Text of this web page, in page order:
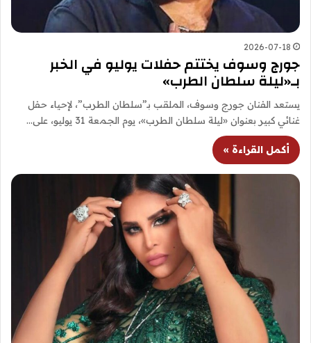
2026-07-18
جورج وسوف يختتم حفلات يوليو في الخبر
بـ«ليلة سلطان الطرب»
يستعد الفنان جورج وسوف، الملقب بـ”سلطان الطرب”، لإحياء حفل
غنائي كبير بعنوان «ليلة سلطان الطرب»، يوم الجمعة 31 يوليو، على…
أكمل القراءة »